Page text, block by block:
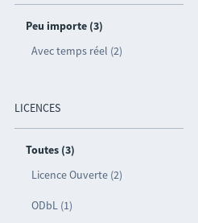
Peu importe (3)
Avec temps réel (2)
LICENCES
Toutes (3)
Licence Ouverte (2)
ODbL (1)